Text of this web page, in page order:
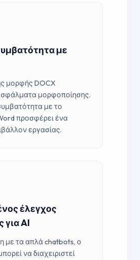
με
μορφής DOCX
σφάλματα μορφοποίησης.
με το
προσφέρει ένα
εργασίας.
έλεγχος
για AI
με τα απλά chatbots, ο
να διαχειριστεί